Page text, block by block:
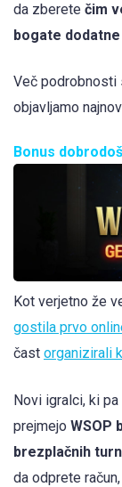
da zberete čim
bogate
Več podrobnosti
objavljamo
Bonus
Kot verjetno že
gostila prvo
čast organizirali
Novi igralci, ki
prejmejo WSOP
brezplačnih
da odprete